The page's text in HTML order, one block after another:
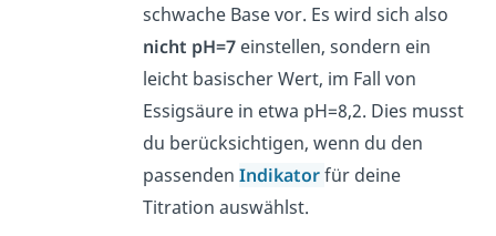
schwache Base vor. Es wird sich also
nicht pH=7 einstellen, sondern ein
leicht basischer Wert, im Fall von
Essigsäure in etwa pH=8,2. Dies musst
du berücksichtigen, wenn du den
passendenIndikatorfür deine
Titration auswählst.